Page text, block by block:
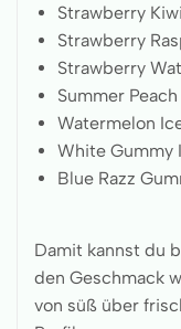
Strawberry Kiwi
Strawberry
Strawberry
Summer
Watermelon
White Gummy
Blue Razz
Damit kannst du
den Geschmack
von süß über